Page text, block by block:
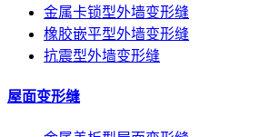
金属卡锁型外墙变形缝
橡胶嵌平型外墙变形缝
抗震型外墙变形缝
屋面变形缝